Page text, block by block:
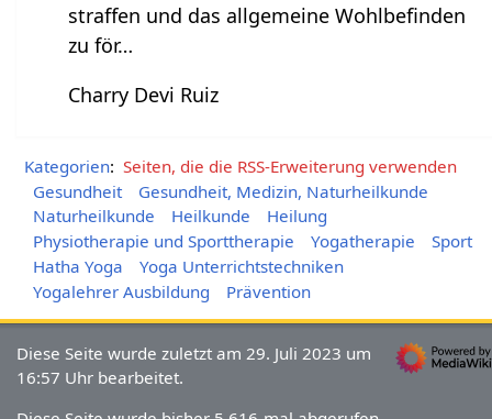
straffen und das allgemeine Wohlbefinden
zu för…
Charry Devi Ruiz
Kategorien: Seiten, die die RSS-Erweiterung verwenden
Gesundheit
Gesundheit, Medizin, Naturheilkunde
Naturheilkunde
Heilkunde
Heilung
Physiotherapie und Sporttherapie
Yogatherapie
Sport
Hatha Yoga
Yoga Unterrichtstechniken
Yogalehrer Ausbildung
Prävention
Diese Seite wurde zuletzt am 29. Juli 2023 um
16:57 Uhr bearbeitet.